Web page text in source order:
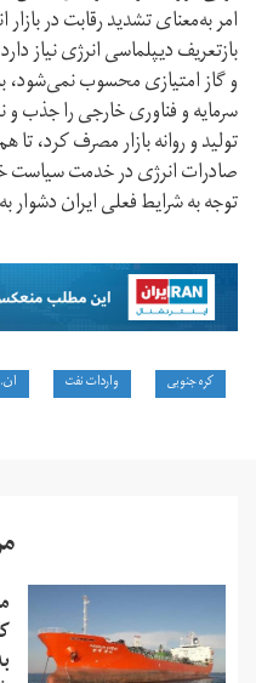
امر به‌معنای تشدید رقابت در
باز‌تعریف دیپلماسی انرژی نیاز
و گاز امتیازی محسوب نمی‌شود،
سرمایه و فناوری خارجی را جذب
تولید و روانه بازار مصرف کرد،
صادرات انرژی در خدمت سیاست
توجه به شرایط فعلی ایران
کره جنوبی واردات نفت